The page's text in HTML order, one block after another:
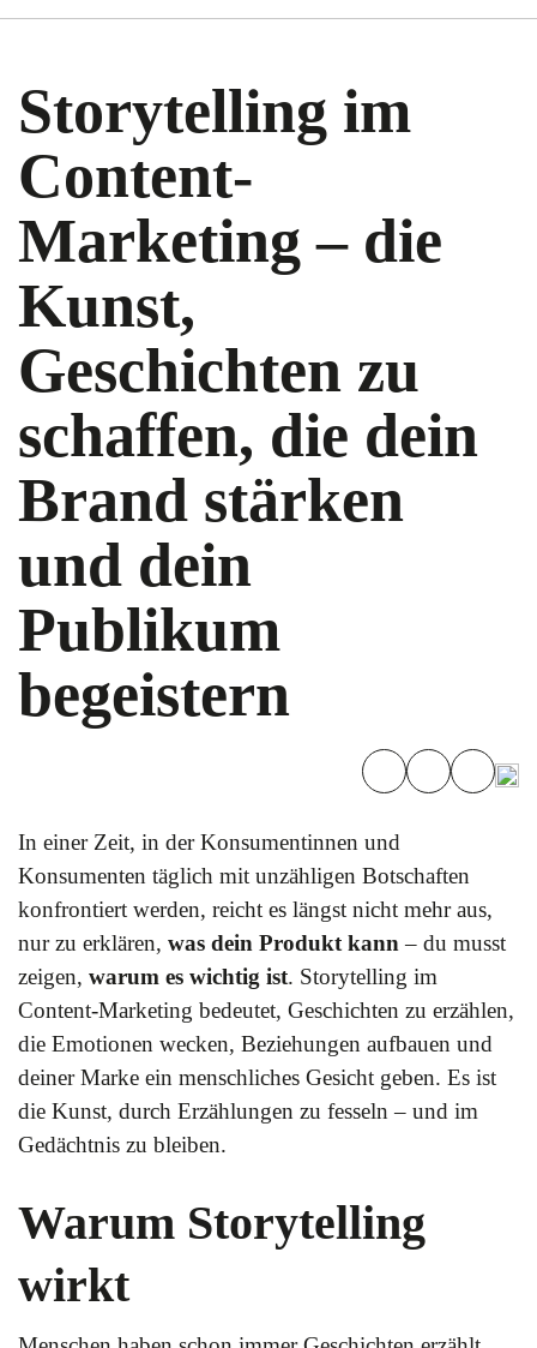
Storytelling im
Content-
Marketing – die
Kunst,
Geschichten zu
schaffen, die dein
Brand stärken
und dein
Publikum
begeistern
In einer Zeit, in der Konsumentinnen und
Konsumenten täglich mit unzähligen Botschaften
konfrontiert werden, reicht es längst nicht mehr aus,
nur zu erklären, was dein Produkt kann – du musst
zeigen, warum es wichtig ist. Storytelling im
Content-Marketing bedeutet, Geschichten zu erzählen,
die Emotionen wecken, Beziehungen aufbauen und
deiner Marke ein menschliches Gesicht geben. Es ist
die Kunst, durch Erzählungen zu fesseln – und im
Gedächtnis zu bleiben.
Warum Storytelling
wirkt